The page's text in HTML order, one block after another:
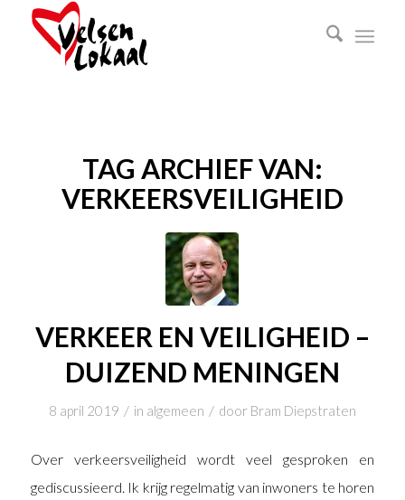
TAG ARCHIEF VAN:
VERKEERSVEILIGHEID
VERKEER EN VEILIGHEID –
DUIZEND MENINGEN
8 april 2019 / in algemeen / door Bram Diepstraten
Over verkeersveiligheid wordt veel gesproken en
gediscussieerd. Ik krijg regelmatig van inwoners te horen